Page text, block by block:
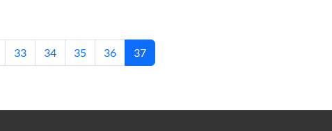
Página
33 Página
34 Página
35 Página
36 Página actual
37